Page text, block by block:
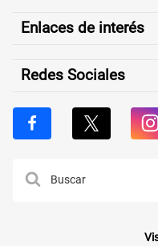
Enlaces de interés
Redes Sociales